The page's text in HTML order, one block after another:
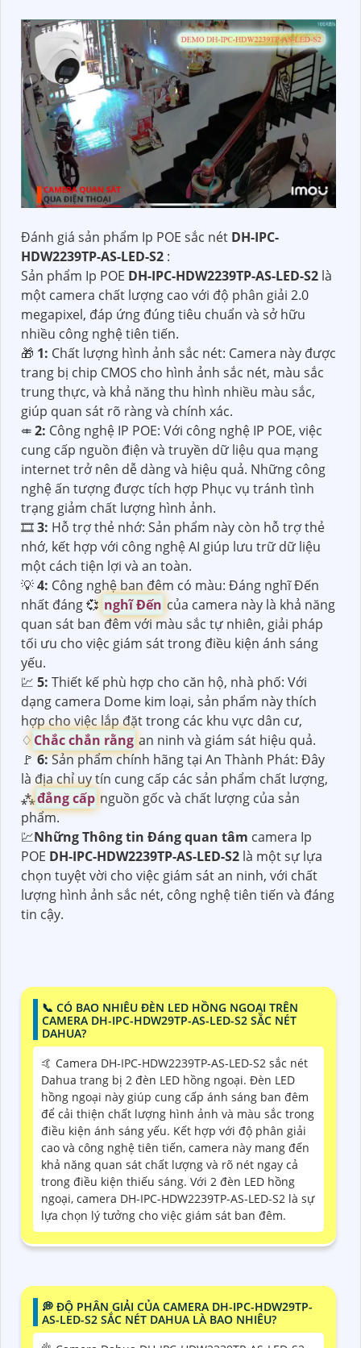
Đánh giá sản phẩm Ip POE sắc nét DH-IPC-
HDW2239TP-AS-LED-S2 :
Sản phẩm Ip POE DH-IPC-HDW2239TP-AS-LED-S2 là
một camera chất lượng cao với độ phân giải 2.0
megapixel, đáp ứng đúng tiêu chuẩn và sở hữu
nhiều công nghệ tiên tiến.
🎁 1: Chất lượng hình ảnh sắc nét: Camera này được
trang bị chip CMOS cho hình ảnh sắc nét, màu sắc
trung thực, và khả năng thu hình nhiều màu sắc,
giúp quan sát rõ ràng và chính xác.
⤂2: Công nghệ IP POE: Với công nghệ IP POE, việc
cung cấp nguồn điện và truyền dữ liệu qua mạng
internet trở nên dễ dàng và hiệu quả. Những công
nghệ ấn tượng được tích hợp Phục vụ tránh tình
trạng giảm chất lượng hình ảnh.
🎞3: Hỗ trợ thẻ nhớ: Sản phẩm này còn hỗ trợ thẻ
nhớ, kết hợp với công nghệ AI giúp lưu trữ dữ liệu
một cách tiện lợi và an toàn.
💡4: Công nghệ ban đêm có màu: Đáng nghĩ Đến
nhất đáng 💞 nghĩ Đến của camera này là khả năng
quan sát ban đêm với màu sắc tự nhiên, giải pháp
tối ưu cho việc giám sát trong điều kiện ánh sáng
yếu.
💹 5: Thiết kế phù hợp cho căn hộ, nhà phố: Với
dạng camera Dome kim loại, sản phẩm này thích
hợp cho việc lắp đặt trong các khu vực dân cư,
♢ Chắc chắn rằng an ninh và giám sát hiệu quả.
️🚩6:Sản phẩm chính hãng tại An Thành Phát: Đây
là địa chỉ uy tín cung cấp các sản phẩm chất lượng,
⁂đẳng cấp nguồn gốc và chất lượng của sản
phẩm.
💹Những Thông tin Đáng quan tâm camera Ip
POE DH-IPC-HDW2239TP-AS-LED-S2 là một sự lựa
chọn tuyệt vời cho việc giám sát an ninh, với chất
lượng hình ảnh sắc nét, công nghệ tiên tiến và đáng
tin cậy.
📞 CÓ BAO NHIÊU ĐÈN LED HỒNG NGOẠI TRÊN
CAMERA DH-IPC-HDW29TP-AS-LED-S2 SẮC NÉT
DAHUA?
🤙 Camera DH-IPC-HDW2239TP-AS-LED-S2 sắc nét
Dahua trang bị 2 đèn LED hồng ngoại. Đèn LED
hồng ngoại này giúp cung cấp ánh sáng ban đêm
để cải thiện chất lượng hình ảnh và màu sắc trong
điều kiện ánh sáng yếu. Kết hợp với độ phân giải
cao và công nghệ tiên tiến, camera này mang đến
khả năng quan sát chất lượng và rõ nét ngay cả
trong điều kiện thiếu sáng. Với 2 đèn LED hồng
ngoại, camera DH-IPC-HDW2239TP-AS-LED-S2 là sự
lựa chọn lý tưởng cho việc giám sát ban đêm.
️💭 ĐỘ PHÂN GIẢI CỦA CAMERA DH-IPC-HDW29TP-
AS-LED-S2 SẮC NÉT DAHUA LÀ BAO NHIÊU?